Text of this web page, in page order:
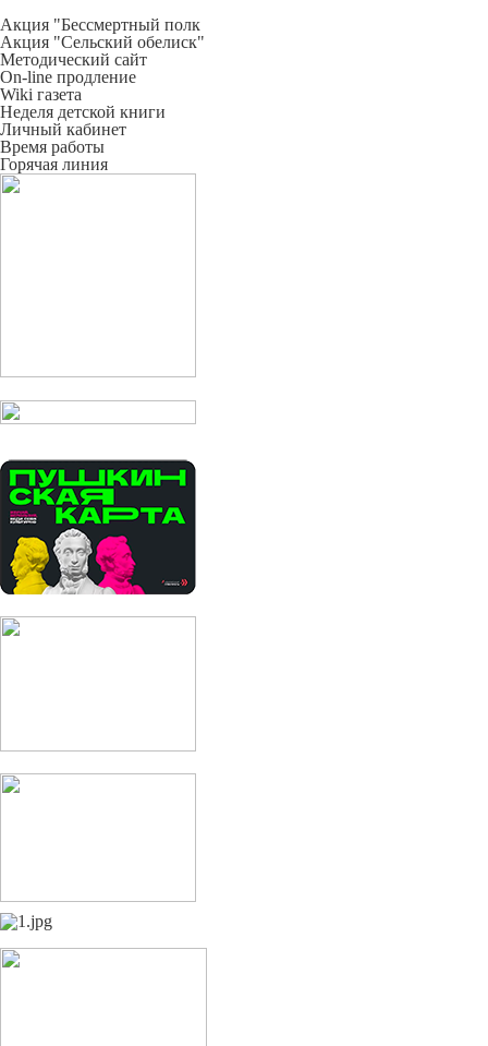
Акция "Бессмертный полк
Акция "Сельский обелиск"
Методический сайт
On-line продление
Wiki газета
Неделя детской книги
Личный кабинет
Время работы
Горячая линия